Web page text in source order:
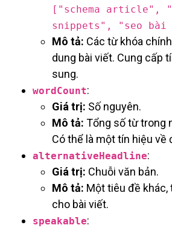
["schema article",
snippets", "seo
Mô tả: Các từ khóa
dung bài viết. Cung cấp
sung.
wordCount:
Giá trị: Số nguyên.
Mô tả: Tổng số từ trong
Có thể là một tín hiệu về
alternativeHeadline:
Giá trị: Chuỗi văn bản.
Mô tả: Một tiêu đề khác,
cho bài viết.
speakable: